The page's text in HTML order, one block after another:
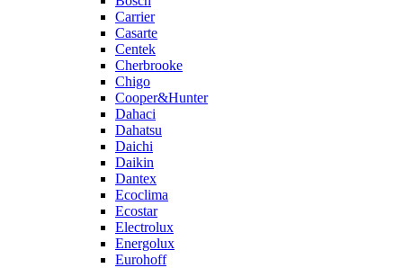
Carrier
Casarte
Centek
Cherbrooke
Chigo
Cooper&Hunter
Dahaci
Dahatsu
Daichi
Daikin
Dantex
Ecoclima
Ecostar
Electrolux
Energolux
Eurohoff